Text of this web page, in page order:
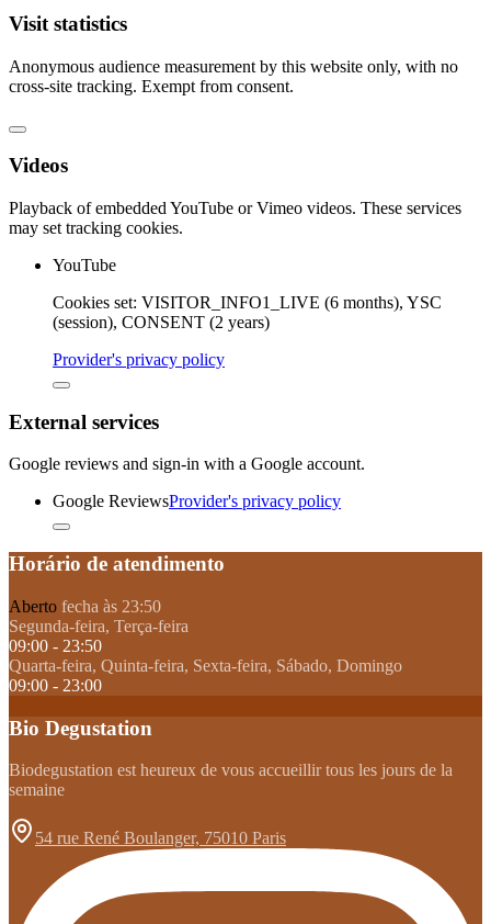
Visit statistics
Anonymous audience measurement by this website only, with no
cross-site tracking. Exempt from consent.
Videos
Playback of embedded YouTube or Vimeo videos. These services
may set tracking cookies.
YouTube
Cookies set: VISITOR_INFO1_LIVE (6 months), YSC
(session), CONSENT (2 years)
Provider's privacy policy
External services
Google reviews and sign-in with a Google account.
Google ReviewsProvider's privacy policy
Horário de atendimento
Aberto fecha às 23:50
Segunda-feira, Terça-feira
09:00 - 23:50
Quarta-feira, Quinta-feira, Sexta-feira, Sábado, Domingo
09:00 - 23:00
Bio Degustation
Biodegustation est heureux de vous accueillir tous les jours de la
semaine
54 rue René Boulanger, 75010 Paris